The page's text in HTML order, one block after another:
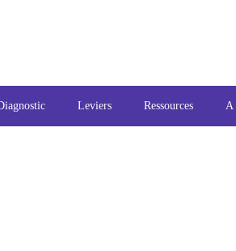
Leviers Ressources A